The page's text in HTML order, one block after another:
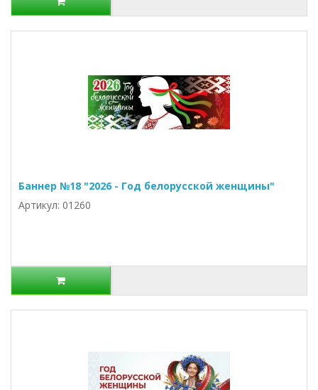
Баннер №18 "2026 - Год белорусской женщины"
Артикул: 01260